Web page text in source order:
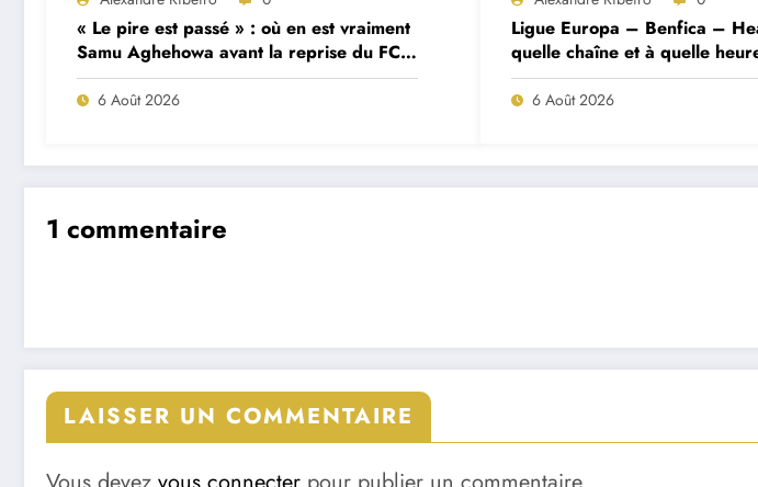
« Le pire est passé » : où en est vraiment
Samu Aghehowa avant la reprise du FC
Porto ?
6 Août 2026
Ligue Europa – Benfica –
quelle chaîne et à quelle
match ?
6 Août 2026
1 commentaire
LAISSER UN COMMENTAIRE